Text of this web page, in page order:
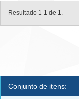
Resultado 1-1 de 1.
Conjunto de itens: